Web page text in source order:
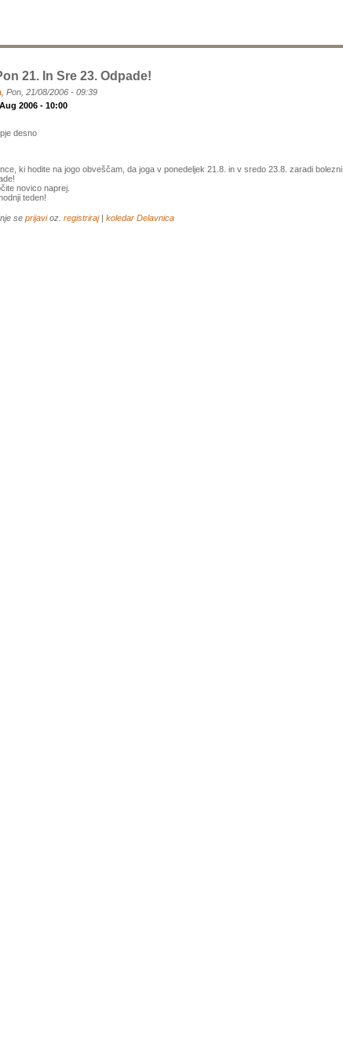
21. In Sre 23. Odpade!
, Pon, 21/08/2006 - 09:39
2006 - 10:00
desno
ki hodite na jogo obveščam, da joga v ponedeljek 21.8. in v sredo 23.8. zaradi bolezni
novico naprej.
teden!
se prijavioz. registriraj| koledar Delavnica